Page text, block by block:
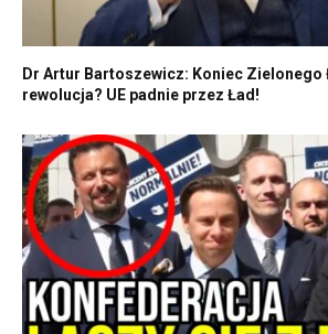
Dr Artur Bartoszewicz: Koniec Zielonego
rewolucja? UE padnie przez Ład!